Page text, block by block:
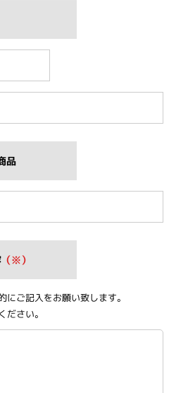
品
（※）
ご記入をお願い致します。
ださい。